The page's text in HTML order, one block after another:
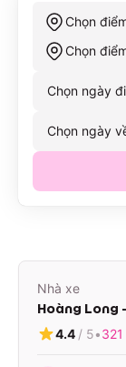
Chọn
Chọn
Chọn ngày đi
Chọn ngày
Nhà xe
Hoàng Long
4.4 / 5•321